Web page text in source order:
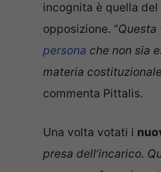
incognita è quella del
opposizione. “
persona che non sia
materia
commenta Pittalis.
Una volta votati i
presa dell’incarico.